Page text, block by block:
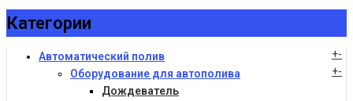
Категории
Автоматический полив +-
Оборудование для автополива
+-
Дождеватель